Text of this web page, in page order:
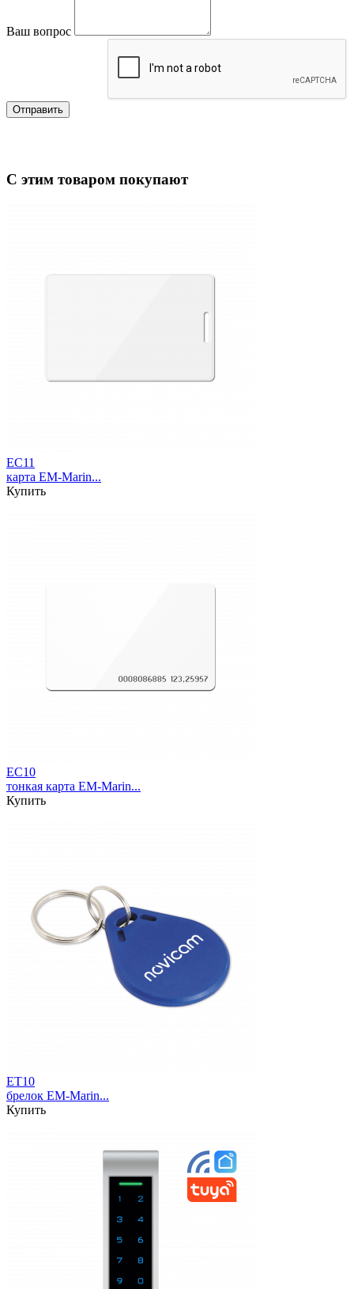
Ваш вопрос
Отправить
С этим товаром покупают
EC11
карта EM-Marin...
Купить
EC10
тонкая карта EM-Marin...
Купить
ET10
брелок EM-Marin...
Купить